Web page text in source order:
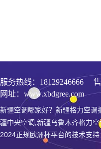
服务热线： 18129246666 售
网址：www.xbdgree.com
新疆空调哪家好？新疆格力空
疆中央空调,新疆乌鲁木齐格力
2024正规欧洲杯平台的技术支